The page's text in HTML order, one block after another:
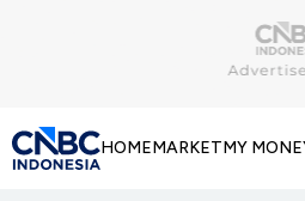
HOMEMARKETMY